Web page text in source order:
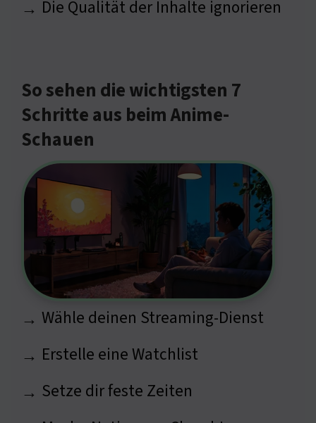
→ Die Qualität der Inhalte ignorieren
So sehen die wichtigsten 7
Schritte aus beim Anime-
Schauen
→ Wähle deinen Streaming-Dienst
→ Erstelle eine Watchlist
→ Setze dir feste Zeiten